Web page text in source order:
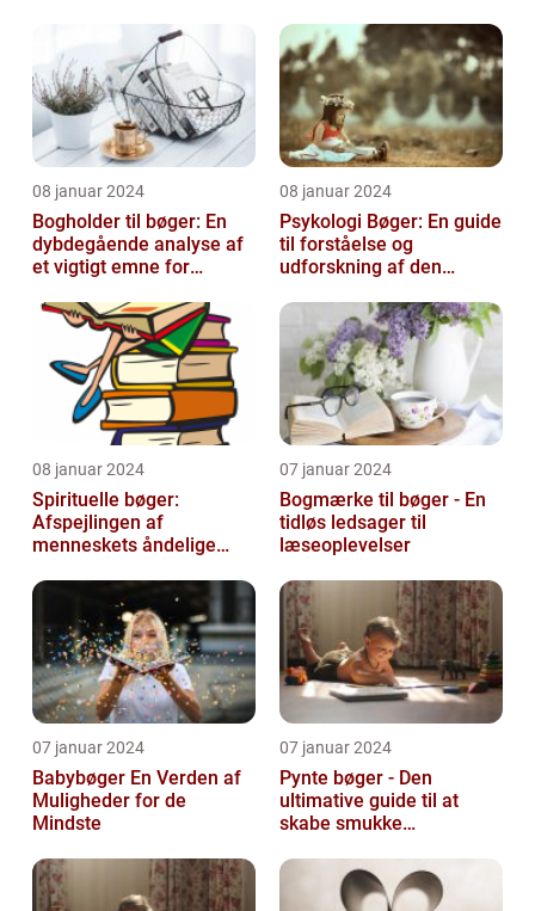
08 januar 2024
Bogholder til bøger: En
dybdegående analyse af
et vigtigt emne for
personer
08 januar 2024
Psykologi Bøger: En guide
til forståelse og
udforskning af den
08 januar 2024
Spirituelle bøger:
Afspejlingen af
menneskets åndelige
07 januar 2024
Bogmærke til bøger - En
tidløs ledsager til
læseoplevelser
07 januar 2024
Babybøger En Verden af
Muligheder for de
Mindste
07 januar 2024
Pynte bøger - Den
ultimative guide til at
skabe smukke